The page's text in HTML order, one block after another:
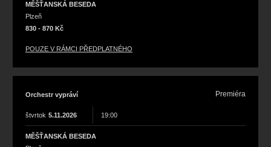
MĚŠŤANSKÁ BESEDA
Plzeň
830 - 870 Kč
POUZE V RÁMCI PŘEDPLATNÉHO
Orchestr vypráví Premiéra
štvrtok 5.11.2026 19:00
MĚŠŤANSKÁ BESEDA